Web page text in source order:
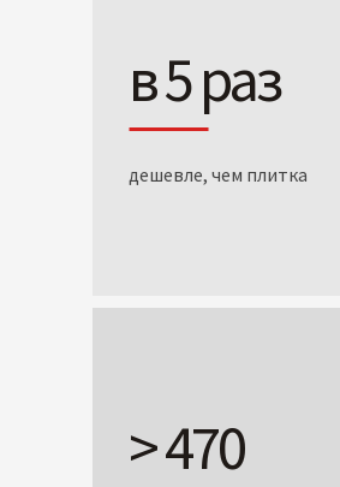
в 5 раз
дешевле, чем плитка
> 470